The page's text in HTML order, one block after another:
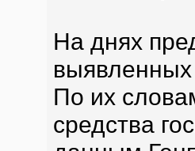
На днях
По их
средства